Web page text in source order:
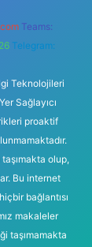
Teams:
Telegram:
Teknolojileri
Sağlayıcı
proaktif
olup,
Bu internet
bağlantısı
makaleler
taşımamakta